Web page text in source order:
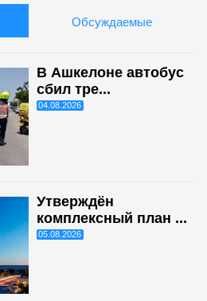
Обсуждаемые
В Ашкелоне автобус
сбил тре...
04.08.2026
Утверждён
комплексный план ...
05.08.2026